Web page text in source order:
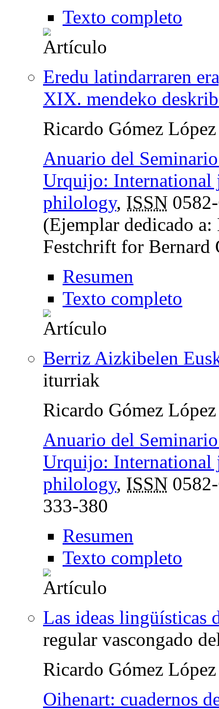
Texto completo
Eredu latindarraren
XIX. mendeko
Ricardo Gómez López
Anuario del
Urquijo: International
philology, ISSN
(Ejemplar dedicado
Festchrift for Bernard
Resumen
Texto completo
Berriz Aizkibelen
iturriak
Ricardo Gómez López
Anuario del
Urquijo: International
philology, ISSN
333-380
Resumen
Texto completo
Las ideas lingüísticas
regular vascongado
Ricardo Gómez López
Oihenart: cuadernos